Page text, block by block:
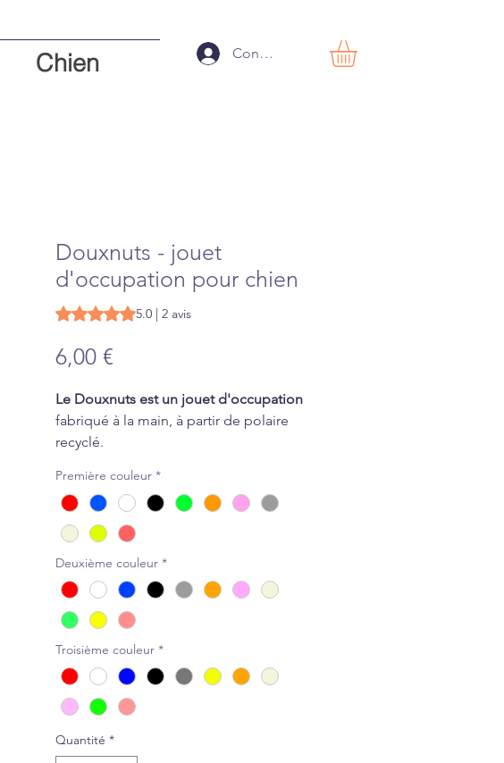
Chien Connexion
Douxnuts - jouet
d'occupation pour chien
La note est de 5.0 sur cinq étoiles selon 2 avis
5.0 | 2 avis
6,00 €
Le Douxnuts est un jouet d'occupation
fabriqué à la main, à partir de polaire
recyclé.
des croquettes entre ses franges, il
stimule naturellement
le flair de ton
chien. Par ailleurs, il est aussi très
rapporter.
Caractéristiques :
Compatible avec friandises et
croquettes de toutes tailles
Renforce votre complicité
Lavable en machine
Facile à emporter
Première couleur *
Deuxième couleur *
Troisième couleur *
Quantité *